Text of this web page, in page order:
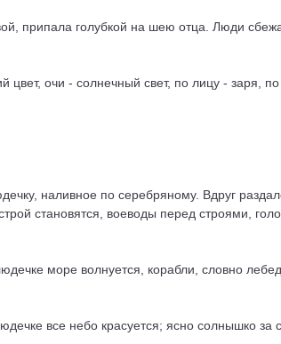
припала голубкой на шею отца. Люди
очи - солнечный свет, по лицу - заря,
наливное по серебряному. Вдруг
становятся, воеводы перед строями,
море волнуется, корабли, словно
все небо красуется; ясно солнышко